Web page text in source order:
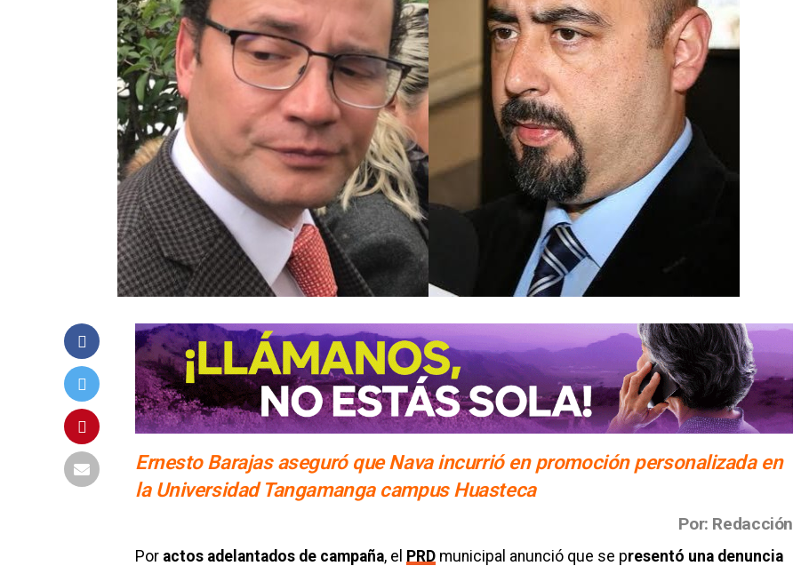
Ernesto Barajas aseguró que Nava incurrió en promoción personalizada en
la Universidad Tangamanga campus Huasteca
Por: Redacción
Por actos adelantados de campaña, el PRD municipal anunció que se presentó una denuncia